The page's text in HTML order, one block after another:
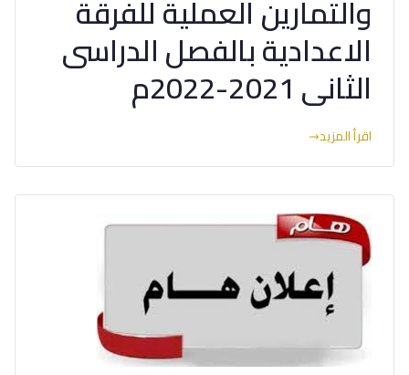
والتمارين العملية للفرقة
الاعدادية بالفصل الدراسى
الثانى 2021-2022م
اقرأ المزيد